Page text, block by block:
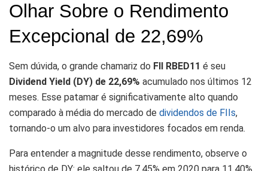
Olhar Sobre o Rendimento
Excepcional de 22,69%
Sem dúvida, o grande chamariz do FII RBED11 é seu
Dividend Yield (DY) de 22,69% acumulado nos últimos 12
meses. Esse patamar é significativamente alto quando
comparado à média do mercado de dividendos de FIIs,
tornando-o um alvo para investidores focados em renda.
Para entender a magnitude desse rendimento, observe o